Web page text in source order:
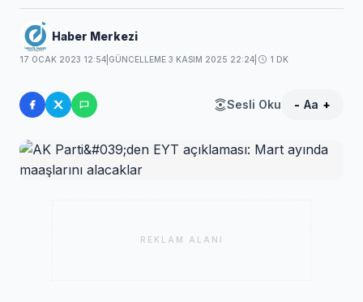
Haber Merkezi
17 OCAK 2023 12:54 GÜNCELLEME 3 KASIM 2025 22:24 1 DK
Sesli Oku - Aa +
REKLAM ALANI